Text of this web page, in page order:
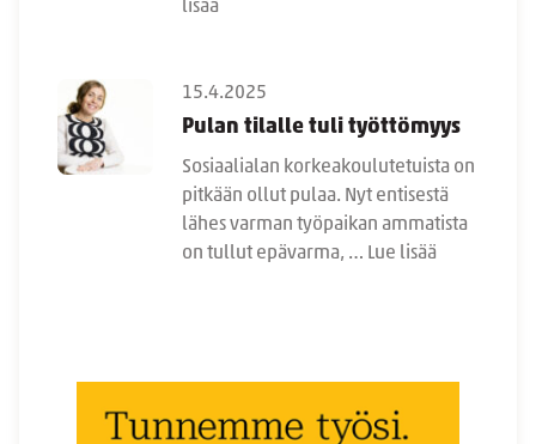
lisää
15.4.2025
Pulan tilalle tuli työttömyys
Sosiaalialan korkeakoulutetuista on
pitkään ollut pulaa. Nyt entisestä
lähes varman työpaikan ammatista
on tullut epävarma, … Lue lisää